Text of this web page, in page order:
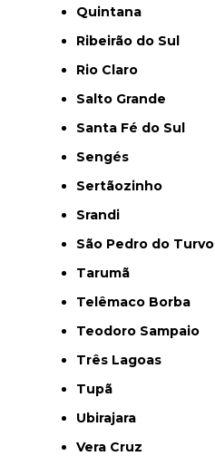
Quintana
Ribeirão do Sul
Rio Claro
Salto Grande
Santa Fé do Sul
Sengés
Sertãozinho
Srandi
São Pedro do Turvo
Tarumã
Telêmaco Borba
Teodoro Sampaio
Três Lagoas
Tupã
Ubirajara
Vera Cruz